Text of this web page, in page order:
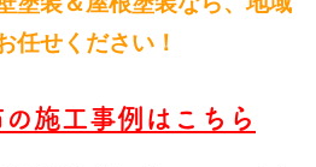
任せください！
施工事例はこちら